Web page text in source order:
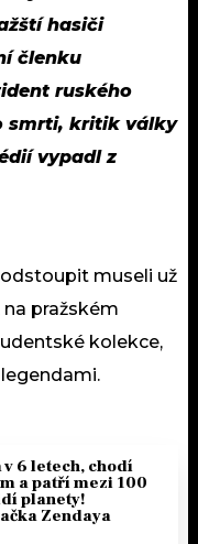
hasiči
členku
ruského
smrti, kritik války
vypadl z
museli už
pražském
kolekce,
6 letech, chodí
a patří mezi 100
planety!
Zendaya